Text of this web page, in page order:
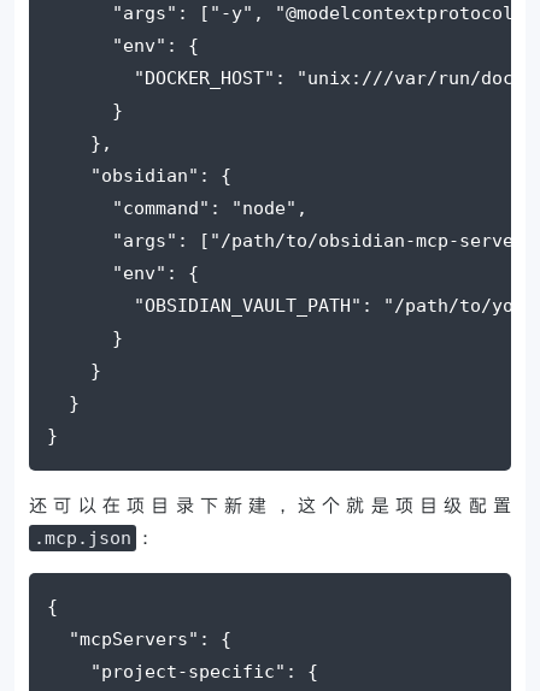
"args" : [ "-y" ,
"@modelcontextprotocol/
"env" : {
"DOCKER_HOST" :
"unix:///var/run/
}
},
"obsidian" : {
"command" : "node" ,
"args" : [ "/path/to/obsidian-mcp-
"env" : {
"OBSIDIAN_VAULT_PATH" :
"/path/to/
}
}
  }
}
还可以在项目录下新建，这个就是项目级配置
.mcp.json ：
{
"mcpServers" : {
"project-specific" : {